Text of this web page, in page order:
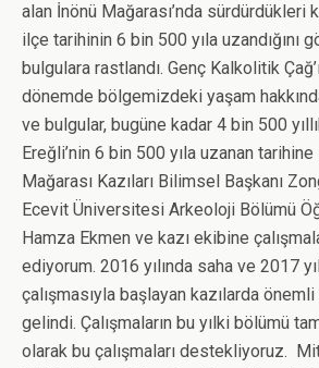
alan İnönü Mağarası’nda sürdürdükleri
ilçe tarihinin 6 bin 500 yıla uzandığını
bulgulara rastlandı. Genç Kalkolitik
dönemde bölgemizdeki yaşam
ve bulgular, bugüne kadar 4 bin 500
Ereğli’nin 6 bin 500 yıla uzanan tarihine
Mağarası Kazıları Bilimsel Başkanı
Ecevit Üniversitesi Arkeoloji Bölümü
Hamza Ekmen ve kazı ekibine
ediyorum. 2016 yılında saha ve 2017
çalışmasıyla başlayan kazılarda
gelindi. Çalışmaların bu yılki bölümü
olarak bu çalışmaları destekliyoruz.